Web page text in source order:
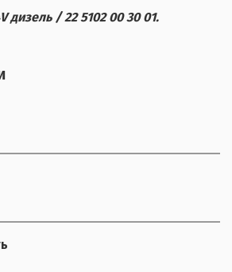
дизель / 22 5102 00 30 01.